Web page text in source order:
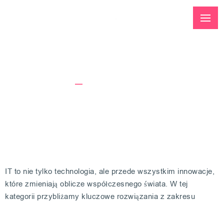
IT to nie tylko technologia, ale przede wszystkim innowacje,
które zmieniają oblicze współczesnego świata. W tej
kategorii przybliżamy kluczowe rozwiązania z zakresu